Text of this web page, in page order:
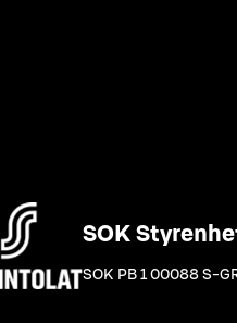
SOK
SOK PB 1 00088 S-